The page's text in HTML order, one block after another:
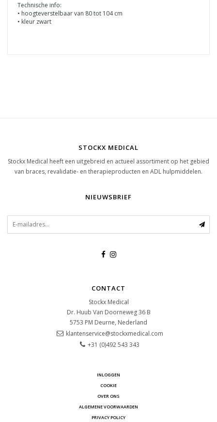
Technische info:
• hoogteverstelbaar van 80 tot 104 cm
• kleur zwart
STOCKX MEDICAL
Stockx Medical heeft een uitgebreid en actueel assortiment op het gebied
van braces, revalidatie- en therapieproducten en ADL hulpmiddelen.
NIEUWSBRIEF
CONTACT
Stockx Medical
Dr. Huub Van Doorneweg 36 B
5753 PM Deurne, Nederland
klantenservice@stockxmedical.com
+31 (0)492 543 343
INLOGGEN
COOKIE
OVER ONS
ALGEMENE VOORWAARDEN
PRIVACY POLICY